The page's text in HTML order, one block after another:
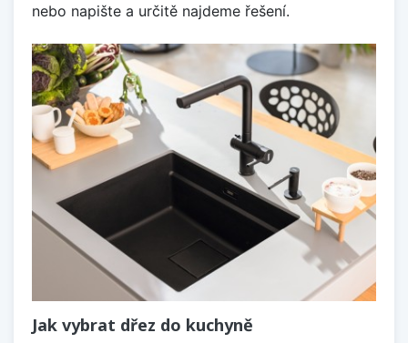
nebo napište a určitě najdeme řešení.
Jak vybrat dřez do kuchyně